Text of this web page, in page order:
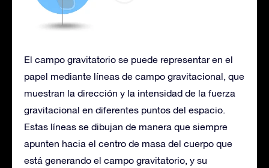
El campo gravitatorio se puede representar en el
papel mediante líneas de campo gravitacional, que
muestran la dirección y la intensidad de la fuerza
gravitacional en diferentes puntos del espacio.
Estas líneas se dibujan de manera que siempre
apunten hacia el centro de masa del cuerpo que
está generando el campo gravitatorio, y su